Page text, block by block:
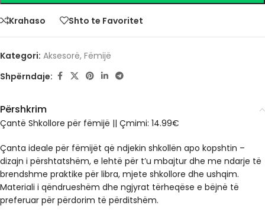
Krahaso Shto te Favoritet
Kategori: Aksesorë, Fëmijë
Shpërndaje:
Përshkrim
Çantë Shkollore për fëmijë || Çmimi: 14.99€
Çanta ideale për fëmijët që ndjekin shkollën apo kopshtin –
dizajn i përshtatshëm, e lehtë për t’u mbajtur dhe me ndarje të
brendshme praktike për libra, mjete shkollore dhe ushqim.
Materiali i qëndrueshëm dhe ngjyrat tërheqëse e bëjnë të
preferuar për përdorim të përditshëm.